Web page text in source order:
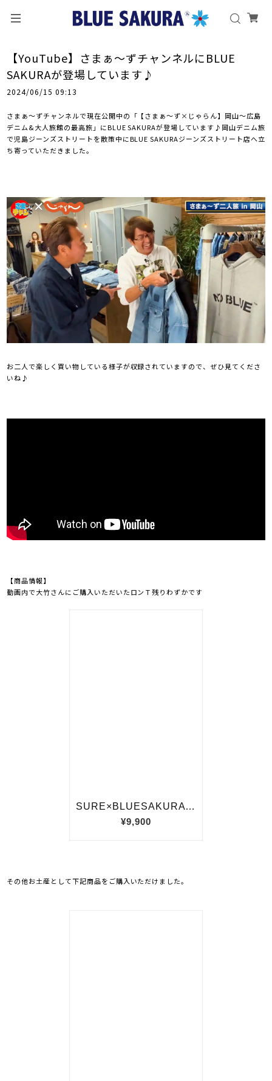
【YouTube】さまぁ〜ずチャンネルにBLUE
SAKURAが登場しています♪
2024/06/15 09:13
さまぁ～ずチャンネルで現在公開中の「【さまぁ〜ず×じゃらん】岡山〜広島
デニム&大人旅館の最高旅」にBLUE SAKURAが登場しています♪岡山デニム旅
で児島ジーンズストリートを散策中にBLUE SAKURAジーンズストリート店へ立
ち寄っていただきました。
お二人で楽しく買い物している様子が収録されていますので、ぜひ見てくださ
いね♪
【商品情報】
動画内で大竹さんにご購入いただいたロンＴ残りわずかです
その他お土産として下記商品をご購入いただけました。